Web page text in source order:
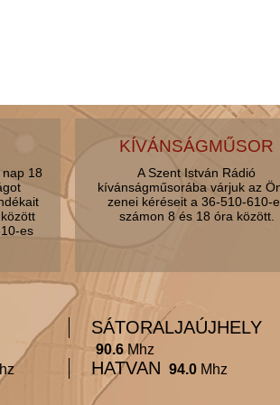
18
es
KÍVÁNSÁGMŰSOR
A Szent István Rádió
kívánságműsorába várjuk az
zenei kéréseit a 36-510-610-
számon 8 és 18 óra között.
SÁTORALJAÚJHELY
90.6Mhz
HATVAN 94.0Mhz